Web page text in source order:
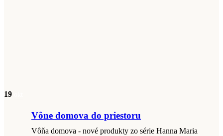
19
Vône domova do priestoru
Vôňa domova - nové produkty zo série Hanna Maria